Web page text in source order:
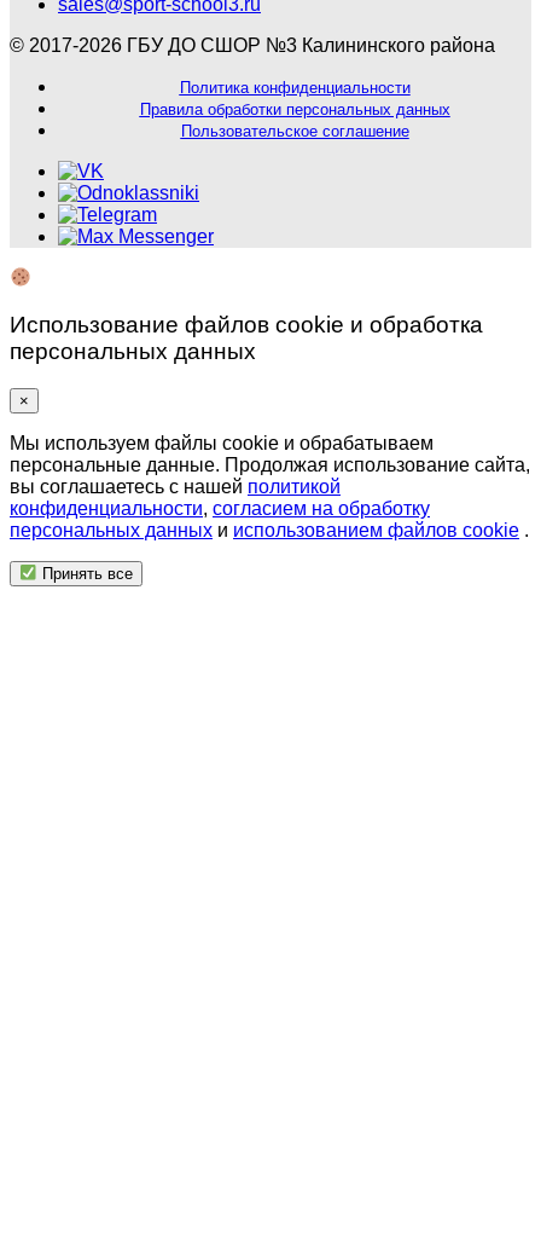
sales@sport-school3.ru
© 2017-2026 ГБУ ДО СШОР №3 Калининского района
Политика конфиденциальности
Правила обработки персональных данных
Пользовательское соглашение
Использование файлов cookie и обработка
персональных данных
×
Мы используем файлы cookie и обрабатываем
персональные данные. Продолжая использование сайта,
вы соглашаетесь с нашей политикой
конфиденциальности, согласием на обработку
персональных данных и использованием файлов cookie .
Принять все